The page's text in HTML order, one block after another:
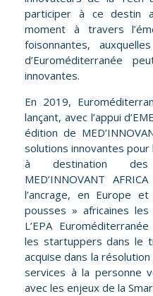
participer à ce destin
moment à travers
foisonnantes,
d’Euroméditerranée
innovantes.
En 2019,
lançant, avec l’appui
édition de
solutions innovantes
à destination des
MED’INNOVANT
l’ancrage, en Europe
pousses » africaines
L’EPA
les startuppers dans le
acquise dans la
services à la personne
avec les enjeux de la